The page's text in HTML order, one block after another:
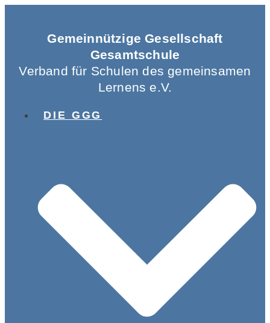
Gemeinnützige Gesellschaft
Gesamtschule
Verband für Schulen des gemeinsamen
Lernens e.V.
DIE GGG